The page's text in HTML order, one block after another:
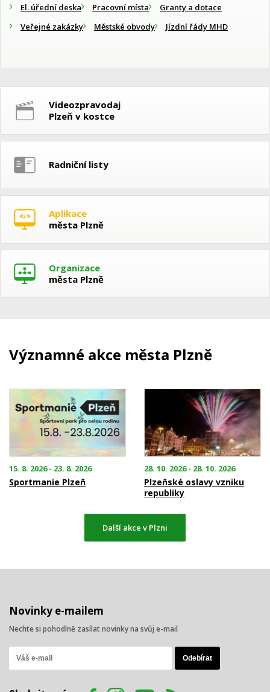
El. úřední deska
Pracovní místa
Granty a dotace
Veřejné zakázky
Městské obvody Jízdní řády MHD
Videozpravodaj
Plzeň v kostce
Radniční listy
Aplikace
města Plzně
Organizace
města Plzně
Významné akce města Plzně
15. 8. 2026 - 23. 8. 2026
Sportmanie Plzeň
28. 10. 2026 - 28. 10. 2026
Plzeňské oslavy vzniku
republiky
Další akce v Plzni
Novinky e-mailem
Nechte si pohodlně zasílat novinky na svůj e-mail